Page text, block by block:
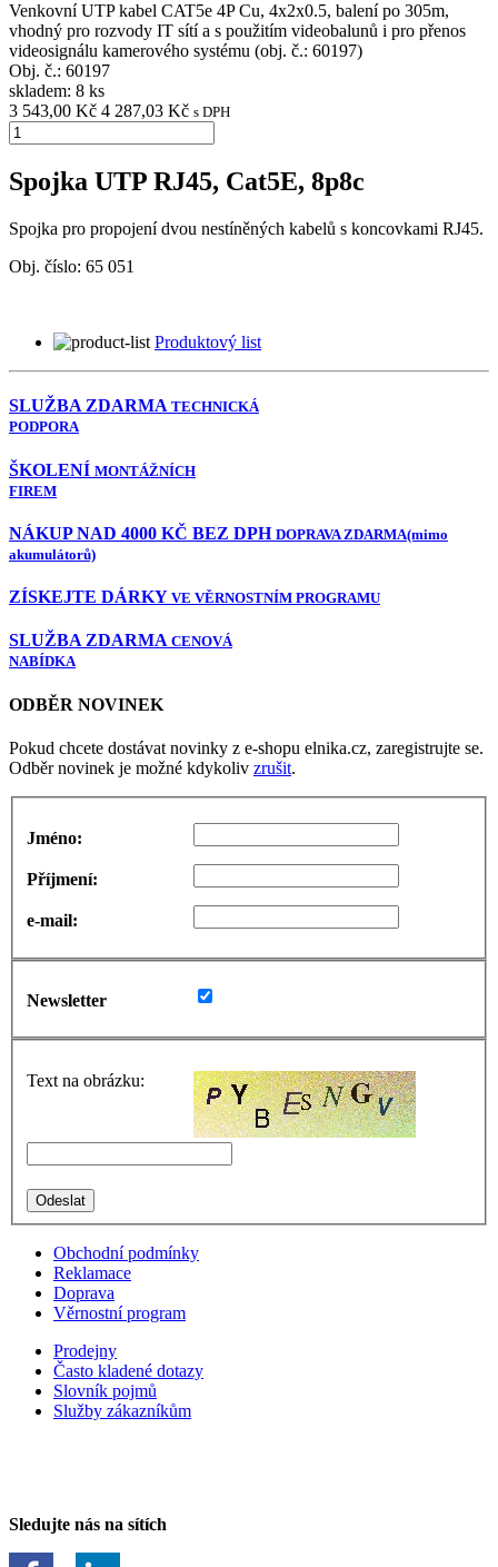
Venkovní UTP kabel CAT5e 4P Cu, 4x2x0.5, balení po 305m,
vhodný pro rozvody IT sítí a s použitím videobalunů i pro přenos
videosignálu kamerového systému (obj. č.: 60197)
Obj. č.: 60197
skladem: 8 ks
3 543,00 Kč 4 287,03 Kč s DPH
Spojka UTP RJ45, Cat5E, 8p8c
Spojka pro propojení dvou nestíněných kabelů s koncovkami RJ45.
Obj. číslo: 65 051
Produktový list
SLUŽBA ZDARMA TECHNICKÁ
PODPORA
ŠKOLENÍ MONTÁŽNÍCH
FIREM
NÁKUP NAD 4000 KČ BEZ DPH DOPRAVA ZDARMA(mimo
akumulátorů)
ZÍSKEJTE DÁRKY VE VĚRNOSTNÍM PROGRAMU
SLUŽBA ZDARMA CENOVÁ
NABÍDKA
ODBĚR NOVINEK
Pokud chcete dostávat novinky z e-shopu elnika.cz, zaregistrujte se.
Odběr novinek je možné kdykoliv zrušit.
Jméno:
Příjmení:
e-mail:
Newsletter
Text na obrázku:
Obchodní podmínky
Reklamace
Doprava
Věrnostní program
Prodejny
Často kladené dotazy
Slovník pojmů
Služby zákazníkům
Sledujte nás na sítích